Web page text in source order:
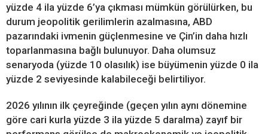
yüzde 4 ila yüzde 6’ya çıkması mümkün görülürken, bu
durum jeopolitik gerilimlerin azalmasına, ABD
pazarındaki ivmenin güçlenmesine ve Çin’in daha hızlı
toparlanmasına bağlı bulunuyor. Daha olumsuz
senaryoda (yüzde 10 olasılık) ise büyümenin yüzde 0 ila
yüzde 2 seviyesinde kalabileceği belirtiliyor.
2026 yılının ilk çeyreğinde (geçen yılın aynı dönemine
göre cari kurla yüzde 3 ila yüzde 5 daralma) zayıf bir